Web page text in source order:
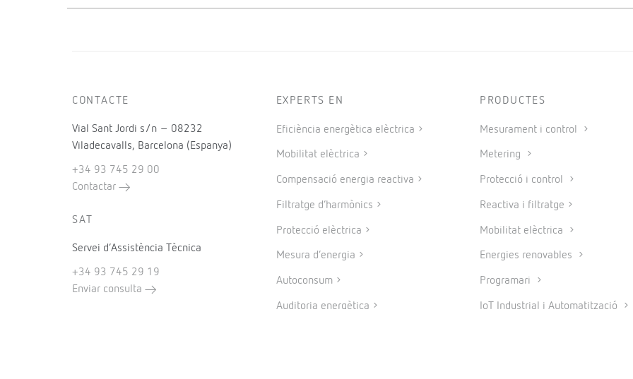
CONTACTE
Vial Sant Jordi s/n – 08232
Viladecavalls, Barcelona (Espanya)
+34 93 745 29 00
Contactar
SAT
Servei d’Assistència Tècnica
+34 93 745 29 19
Enviar consulta
EXPERTS EN
Eficiència energètica elèctrica
Mobilitat elèctrica
Compensació energia reactiva
Filtratge d’harmònics
Protecció elèctrica
Mesura d’energia
Autoconsum
Auditoria energètica
PRODUCTES
Mesurament i control
Metering
Protecció i control
Reactiva i filtratge
Mobilitat elèctrica
Energies renovables
Programari
IoT Industrial i Automatització